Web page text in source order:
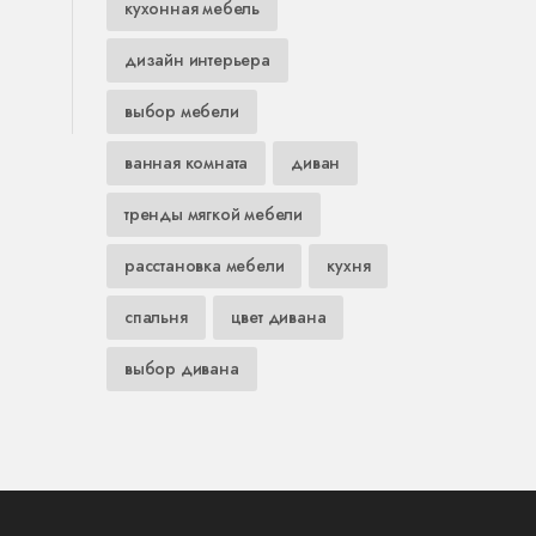
кухонная мебель
дизайн интерьера
выбор мебели
ванная комната диван
тренды мягкой мебели
расстановка мебели кухня
спальня цвет дивана
выбор дивана